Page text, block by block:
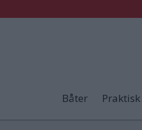
Båter Praktisk